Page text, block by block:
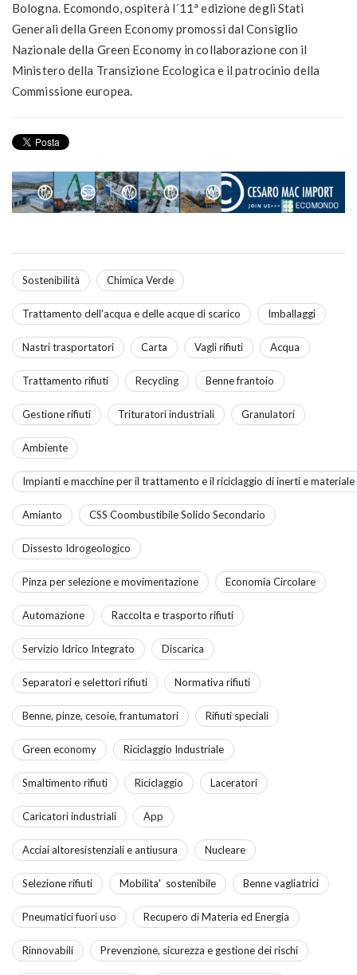
Bologna. Ecomondo, ospiterà l´11ª edizione degli Stati
Generali della Green Economy promossi dal Consiglio
Nazionale della Green Economy in collaborazione con il
Ministero della Transizione Ecologica e il patrocinio della
Commissione europea.
Sostenibilità Chimica Verde
Trattamento dell'acqua e delle acque di scarico Imballaggi
Nastri trasportatori Carta Vagli rifiuti Acqua
Trattamento rifiuti Recycling Benne frantoio
Gestione rifiuti Trituratori industriali Granulatori
Ambiente
Impianti e macchine per il trattamento e il riciclaggio di inerti e
Amianto CSS Coombustibile Solido Secondario
Dissesto Idrogeologico
Pinza per selezione e movimentazione Economia Circolare
Automazione Raccolta e trasporto rifiuti
Servizio Idrico Integrato Discarica
Separatori e selettori rifiuti Normativa rifiuti
Benne, pinze, cesoie, frantumatori Rifiuti speciali
Green economy Riciclaggio Industriale
Smaltimento rifiuti Riciclaggio Laceratori
Caricatori industriali App
Acciai altoresistenziali e antiusura Nucleare
Selezione rifiuti Mobilita' sostenibile Benne vagliatrici
Pneumatici fuori uso Recupero di Materia ed Energia
Rinnovabili Prevenzione, sicurezza e gestione dei rischi